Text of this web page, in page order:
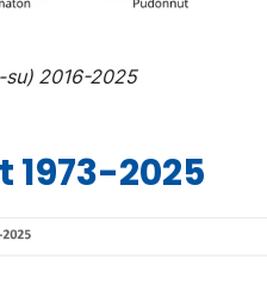
su) 2016-2025
2025